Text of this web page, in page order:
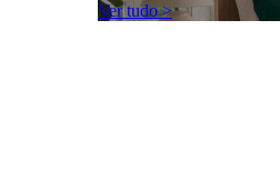
Ver tudo >